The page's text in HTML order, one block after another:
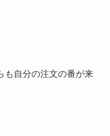
も自分の注文の番が来